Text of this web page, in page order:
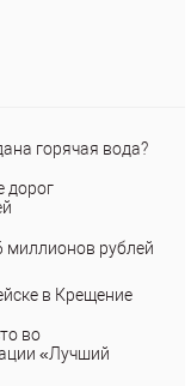
горячая вода?
дорог
миллионов рублей
в Крещение
во
«Лучший